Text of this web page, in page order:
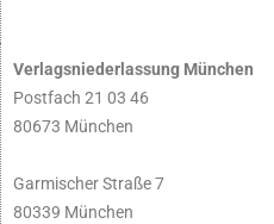
Verlagsniederlassung München
Postfach 21 03 46
80673 München
Garmischer Straße 7
80339 München